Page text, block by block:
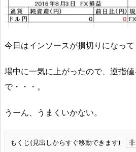
今日はインソースが損切りになって
場中に一気に上がったので、逆指
で・・・。
うーん、うまくいかない。
もくじ(見出しからすぐ移動できます)